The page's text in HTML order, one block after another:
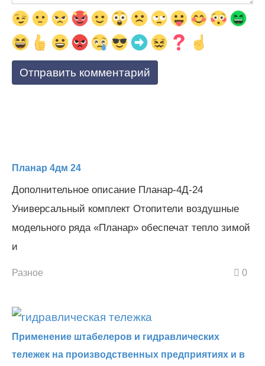
Планар 4дм 24
Дополнительное описание Планар-4Д-24
Универсальный комплект Отопители воздушные
модельного ряда «Планар» обеспечат тепло зимой
и
Разное 0
Применение штабелеров и гидравлических
тележек на производственных предприятиях и в